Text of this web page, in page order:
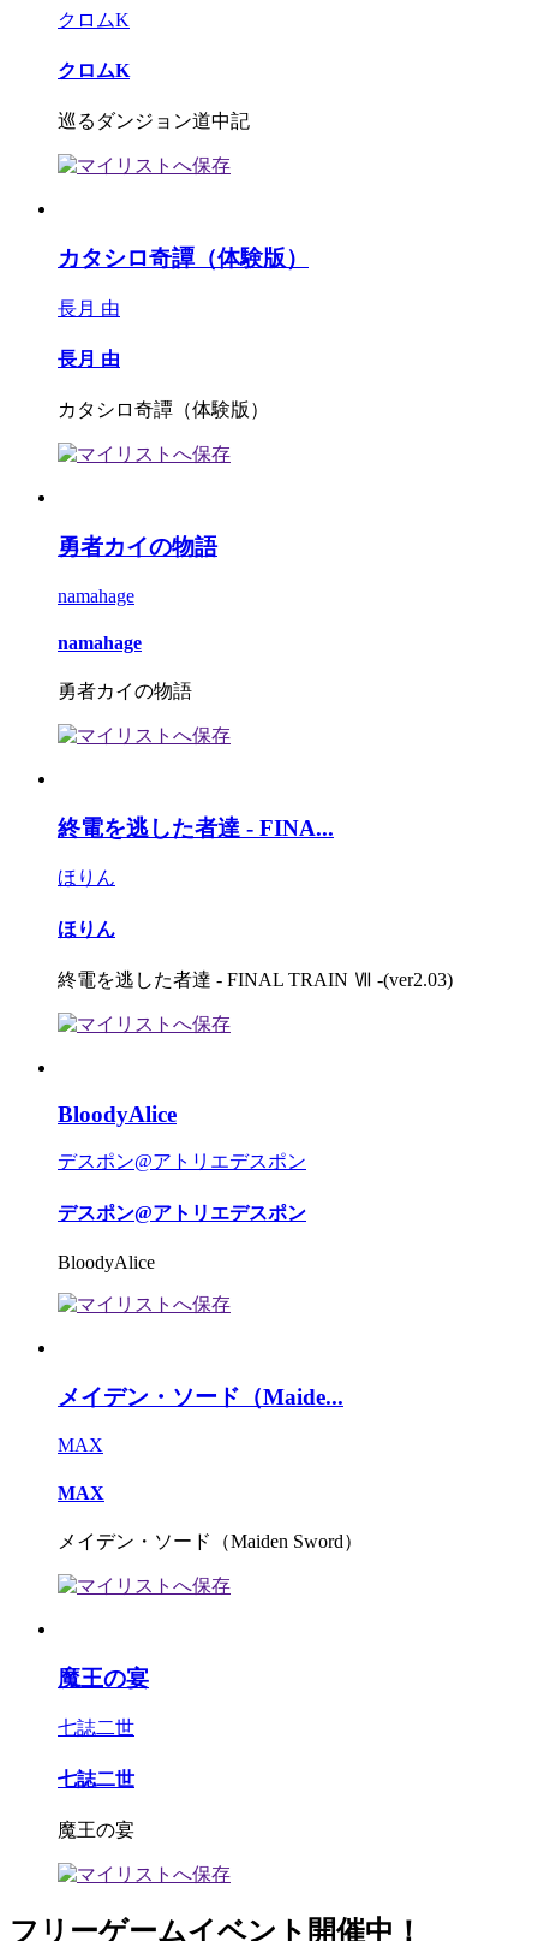
クロムK
クロムK
巡るダンジョン道中記
カタシロ奇譚（体験版）
長月 由
長月 由
カタシロ奇譚（体験版）
勇者カイの物語
namahage
namahage
勇者カイの物語
終電を逃した者達 - FINA...
ほりん
ほりん
終電を逃した者達 - FINAL TRAIN Ⅶ -(ver2.03)
BloodyAlice
デスポン@アトリエデスポン
デスポン@アトリエデスポン
BloodyAlice
メイデン・ソード（Maide...
MAX
MAX
メイデン・ソード（Maiden Sword）
魔王の宴
七誌二世
七誌二世
魔王の宴
フリーゲームイベント開催中！